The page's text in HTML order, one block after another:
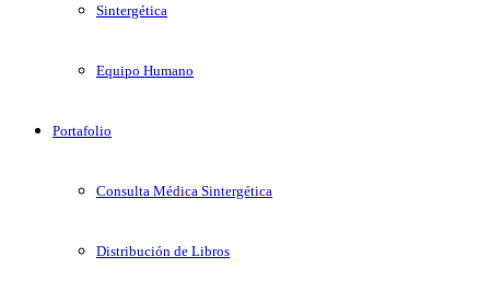
Sintergética
Equipo Humano
Portafolio
Consulta Médica Sintergética
Distribución de Libros